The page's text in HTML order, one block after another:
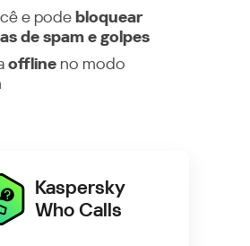
e podebloquear
de spam e golpes
offline no modo
Kaspersky
Who Calls